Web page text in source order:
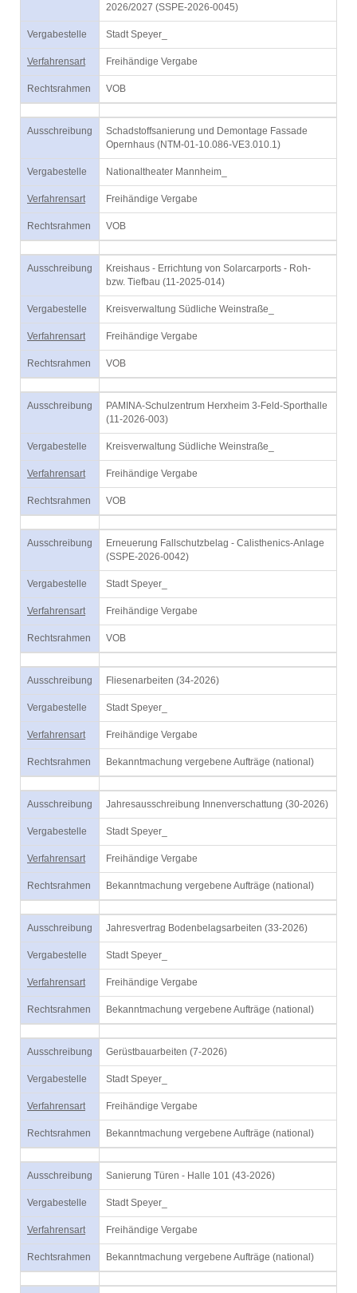
2026/2027 (SSPE-2026-0045)
Vergabestelle Stadt Speyer_
Verfahrensart Freihändige Vergabe
Rechtsrahmen VOB
Ausschreibung
Schadstoffsanierung und Demontage Fassade
Opernhaus (NTM-01-10.086-VE3.010.1)
Vergabestelle Nationaltheater Mannheim_
Verfahrensart Freihändige Vergabe
Rechtsrahmen VOB
Ausschreibung
Kreishaus - Errichtung von Solarcarports - Roh-
bzw. Tiefbau (11-2025-014)
Vergabestelle Kreisverwaltung Südliche Weinstraße_
Verfahrensart Freihändige Vergabe
Rechtsrahmen VOB
Ausschreibung
PAMINA-Schulzentrum Herxheim 3-Feld-Sporthalle
(11-2026-003)
Vergabestelle Kreisverwaltung Südliche Weinstraße_
Verfahrensart Freihändige Vergabe
Rechtsrahmen VOB
Ausschreibung
Erneuerung Fallschutzbelag - Calisthenics-Anlage
(SSPE-2026-0042)
Vergabestelle Stadt Speyer_
Verfahrensart Freihändige Vergabe
Rechtsrahmen VOB
Ausschreibung Fliesenarbeiten (34-2026)
Vergabestelle Stadt Speyer_
Verfahrensart Freihändige Vergabe
Rechtsrahmen Bekanntmachung vergebene Aufträge (national)
Ausschreibung Jahresausschreibung Innenverschattung (30-2026)
Vergabestelle Stadt Speyer_
Verfahrensart Freihändige Vergabe
Rechtsrahmen Bekanntmachung vergebene Aufträge (national)
Ausschreibung Jahresvertrag Bodenbelagsarbeiten (33-2026)
Vergabestelle Stadt Speyer_
Verfahrensart Freihändige Vergabe
Rechtsrahmen Bekanntmachung vergebene Aufträge (national)
Ausschreibung Gerüstbauarbeiten (7-2026)
Vergabestelle Stadt Speyer_
Verfahrensart Freihändige Vergabe
Rechtsrahmen Bekanntmachung vergebene Aufträge (national)
Ausschreibung Sanierung Türen - Halle 101 (43-2026)
Vergabestelle Stadt Speyer_
Verfahrensart Freihändige Vergabe
Rechtsrahmen Bekanntmachung vergebene Aufträge (national)